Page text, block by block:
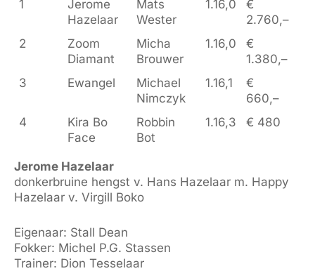
1
Jerome
Hazelaar
Mats
Wester
1.16,0
€
2.760,–
2
Zoom
Diamant
Micha
Brouwer
1.16,0
€
1.380,–
3
Ewangel
Michael
Nimczyk
1.16,1
€
660,–
4
Kira Bo
Face
Robbin
Bot
1.16,3 € 480
Jerome Hazelaar
donkerbruine hengst v. Hans Hazelaar m. Happy
Hazelaar v. Virgill Boko
Eigenaar: Stall Dean
Fokker: Michel P.G. Stassen
Trainer: Dion Tesselaar